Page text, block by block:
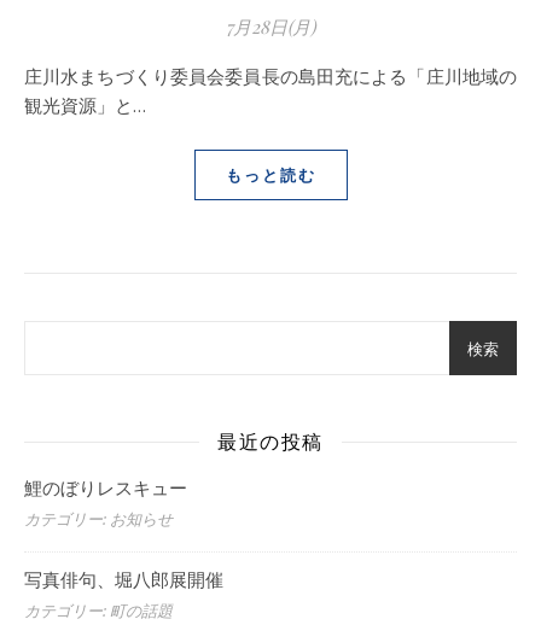
7月28日(月)
庄川水まちづくり委員会委員長の島田充による「庄川地域の
観光資源」と…
もっと読む
検索
最近の投稿
鯉のぼりレスキュー
カテゴリー: お知らせ
写真俳句、堀八郎展開催
カテゴリー: 町の話題